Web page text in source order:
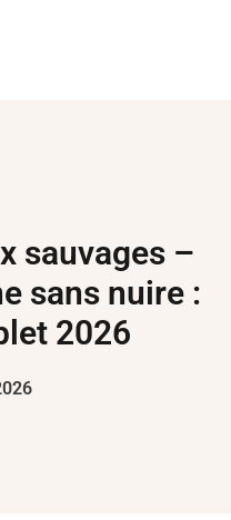
sauvages –
sans nuire :
2026